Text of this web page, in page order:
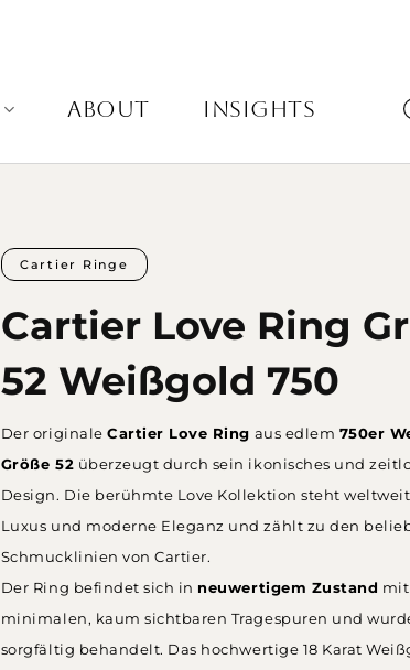
ABOUT INSIGHTS
Cartier Ringe
Cartier Love Ring
52 Weißgold 750
Der originaleCartier Love Ring aus edlem 750er
Größe 52 überzeugt durch sein ikonisches und
Design. Die berühmte Love Kollektion steht
Luxus und moderne Eleganz und zählt zu den
Schmucklinien von Cartier.
Der Ring befindet sich in neuwertigem Zustand
minimalen, kaum sichtbaren Tragespuren und
sorgfältig behandelt. Das hochwertige 18 Karat